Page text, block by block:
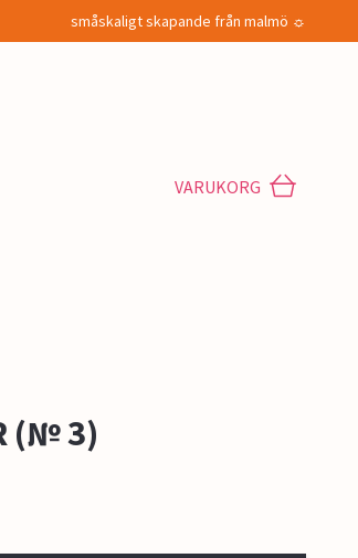
småskaligt skapande från malmö ☼
VARUKORG
(№ 3)